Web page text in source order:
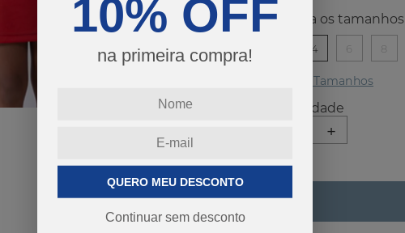
10% OFF
na primeira compra!
QUERO MEU DESCONTO
Continuar sem desconto
tamanhos
4 6 8
Guia de Tamanhos
+